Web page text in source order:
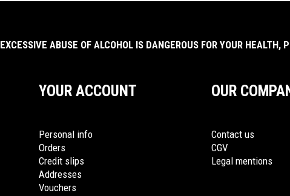
EXCESSIVE ABUSE OF ALCOHOL IS DANGEROUS FOR YOUR HEALTH,
YOUR ACCOUNT
Personal info
Orders
Credit slips
Addresses
Vouchers
OUR
Contact us
CGV
Legal mentions